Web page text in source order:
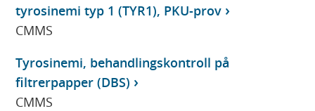
tyrosinemi typ 1 (TYR1), PKU-prov
CMMS
Tyrosinemi, behandlingskontroll på
filtrerpapper (DBS)
CMMS